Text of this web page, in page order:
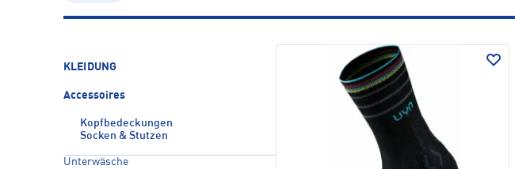
KLEIDUNG
Accessoires
Kopfbedeckungen
Socken & Stutzen
Unterwäsche